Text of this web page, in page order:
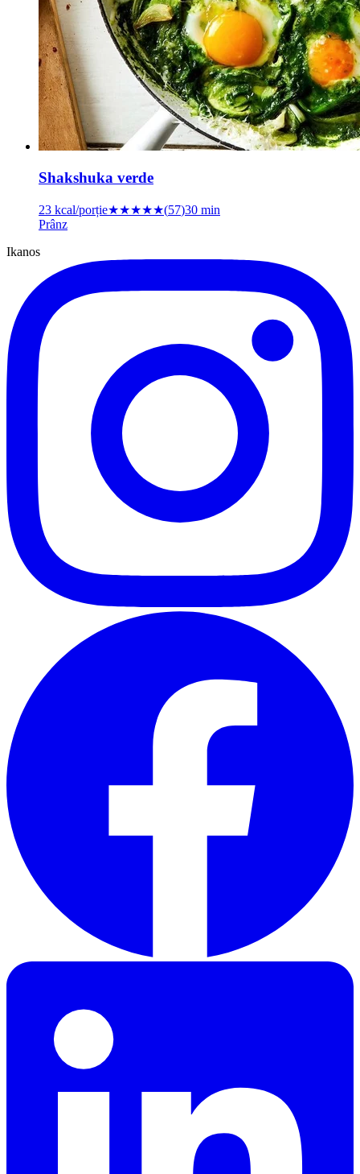
Shakshuka verde
23 kcal/porție★★★★★(57)30 min
Prânz
Ikanos